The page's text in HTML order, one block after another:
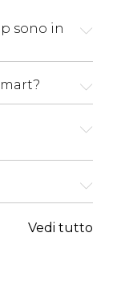
sono in
Vedi tutto